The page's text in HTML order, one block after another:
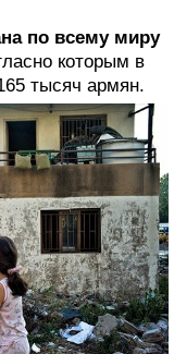
по всему миру
которым в
тысяч армян.